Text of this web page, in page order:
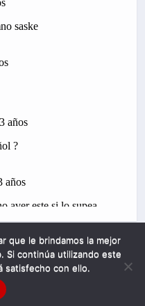
que le brindamos la mejor
Si continúa utilizando este
satisfecho con ello.